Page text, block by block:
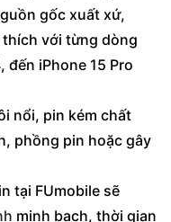
gốc xuất xứ,
với từng dòng
đến iPhone 15 Pro
nổi, pin kém chất
phồng pin hoặc gây
tại FUmobile sẽ
minh bạch, thời gian